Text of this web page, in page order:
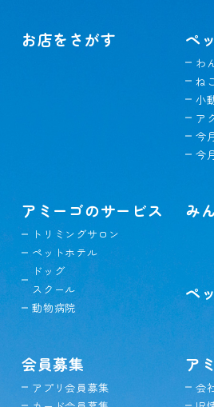
お店をさがす ペ
わ
ね
小
ア
今
今
アミーゴのサービス
トリミングサロン
ペットホテル
ドッグ
スクール
動物病院
み
ペ
会員募集
アプリ会員募集
ア
会